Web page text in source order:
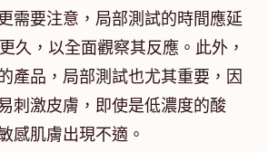
需要注意，局部測試的時間應延
久，以全面觀察其反應。此外，
產品，局部測試也尤其重要，因
刺激皮膚，即使是低濃度的酸
感肌膚出現不適。